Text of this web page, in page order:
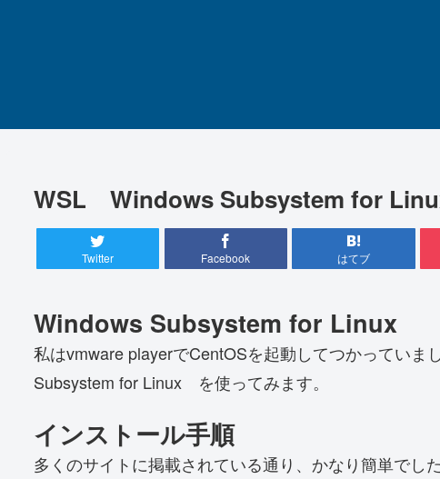
WSL Windows Subsystem for
Twitter Facebook はてブ
Windows Subsystem for Linux
私はvmware playerでCentOSを起動してつかっていま
Subsystem for Linux を使ってみます。
インストール手順
多くのサイトに掲載されている通り、かなり簡単でした